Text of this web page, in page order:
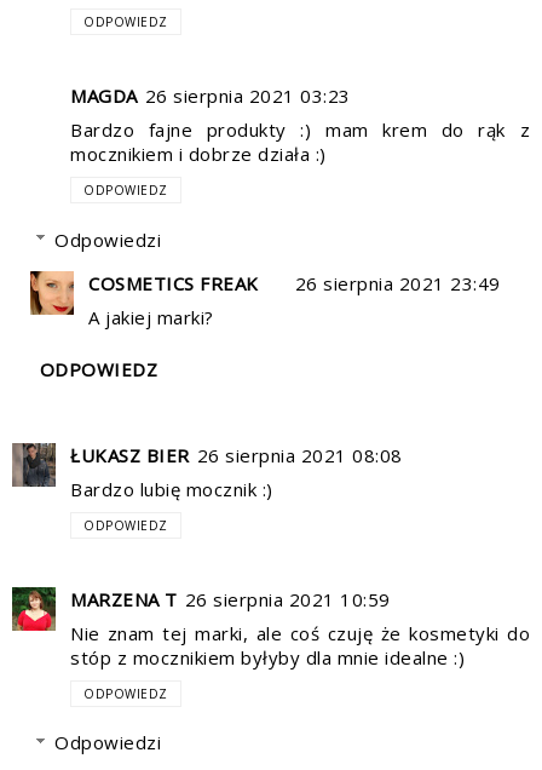
ODPOWIEDZ
MAGDA 26 sierpnia 2021 03:23
Bardzo fajne produkty :) mam krem do rąk z
mocznikiem i dobrze działa :)
ODPOWIEDZ
Odpowiedzi
COSMETICS FREAK
26 sierpnia 2021 23:49
A jakiej marki?
ODPOWIEDZ
ŁUKASZ BIER 26 sierpnia 2021 08:08
Bardzo lubię mocznik :)
ODPOWIEDZ
MARZENA T 26 sierpnia 2021 10:59
Nie znam tej marki, ale coś czuję że kosmetyki do
stóp z mocznikiem byłyby dla mnie idealne :)
ODPOWIEDZ
Odpowiedzi